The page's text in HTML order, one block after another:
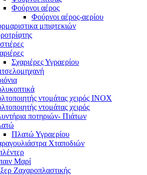
Φούρνοι αέρος
Φούρνοι αέρος-αερίου
μπιφτεκιών
Σχαριέρες Υγραερίου
ντομάτας χειρός ΙΝΟΧ
ντομάτας χειρός
ποτηριών- Πιάτων
Πλατώ Υγραερίου
Χταποδιών
Μαρί
Ζαχαροπλαστικής